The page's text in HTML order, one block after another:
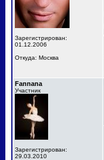
Зарегистрирован:
01.12.2006
Откуда: Москва
Fannana
Участник
Зарегистрирован:
29.03.2010